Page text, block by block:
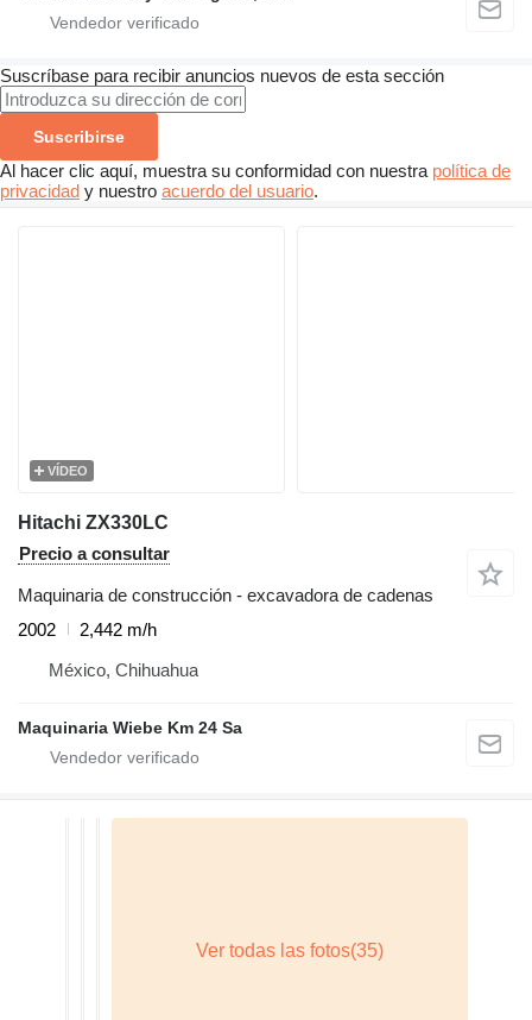
Suscríbase para recibir anuncios nuevos de esta sección
Suscribirse
Al hacer clic aquí, muestra su conformidad con nuestra política de
privacidad y nuestro acuerdo del usuario.
VÍDEO
Hitachi ZX330LC
Precio a consultar
Maquinaria de construcción - excavadora de cadenas
2002
2,442 m/h
México, Chihuahua
Maquinaria Wiebe Km 24 Sa